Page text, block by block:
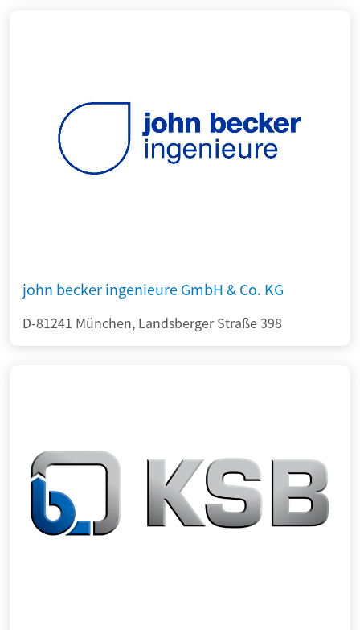
john becker ingenieure GmbH & Co. KG
D-81241 München, Landsberger Straße 398